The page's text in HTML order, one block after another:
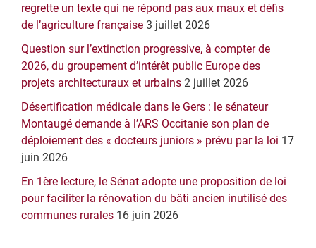
regrette un texte qui ne répond pas aux maux et défis
de l’agriculture française 3 juillet 2026
Question sur l’extinction progressive, à compter de
2026, du groupement d’intérêt public Europe des
projets architecturaux et urbains 2 juillet 2026
Désertification médicale dans le Gers : le sénateur
Montaugé demande à l’ARS Occitanie son plan de
déploiement des « docteurs juniors » prévu par la loi 17
juin 2026
En 1ère lecture, le Sénat adopte une proposition de loi
pour faciliter la rénovation du bâti ancien inutilisé des
communes rurales 16 juin 2026